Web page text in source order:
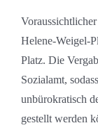
Helene-Weigel-
Platz. Die
Sozialamt,
unbürokratisch
gestellt werden